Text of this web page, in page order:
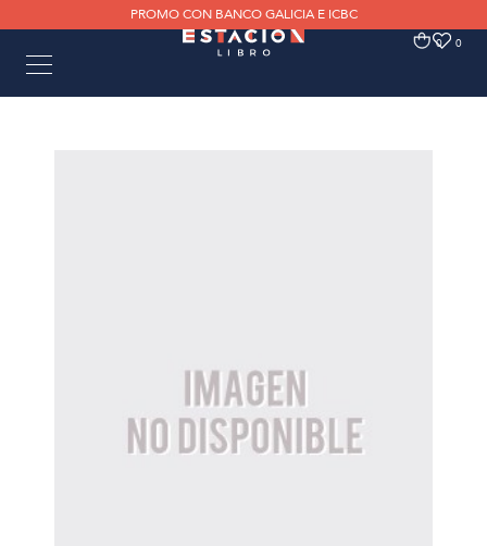
PROMO CON BANCO GALICIA E ICBC
0 0